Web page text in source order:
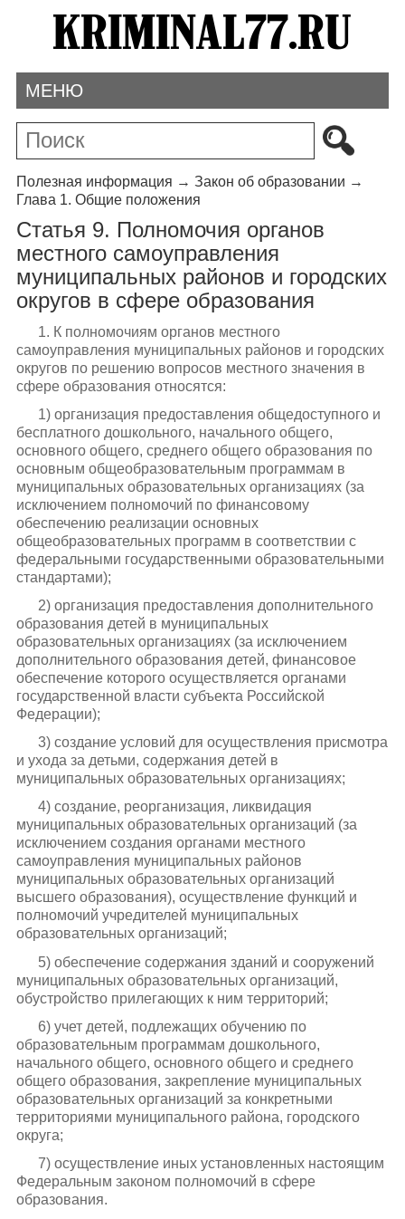
МЕНЮ
Полезная информация → Закон об образовании →
Глава 1. Общие положения
Статья 9. Полномочия органов
местного самоуправления
муниципальных районов и городских
округов в сфере образования
1. К полномочиям органов местного
самоуправления муниципальных районов и городских
округов по решению вопросов местного значения в
сфере образования относятся:
1) организация предоставления общедоступного и
бесплатного дошкольного, начального общего,
основного общего, среднего общего образования по
основным общеобразовательным программам в
муниципальных образовательных организациях (за
исключением полномочий по финансовому
обеспечению реализации основных
общеобразовательных программ в соответствии с
федеральными государственными образовательными
стандартами);
2) организация предоставления дополнительного
образования детей в муниципальных
образовательных организациях (за исключением
дополнительного образования детей, финансовое
обеспечение которого осуществляется органами
государственной власти субъекта Российской
Федерации);
3) создание условий для осуществления присмотра
и ухода за детьми, содержания детей в
муниципальных образовательных организациях;
4) создание, реорганизация, ликвидация
муниципальных образовательных организаций (за
исключением создания органами местного
самоуправления муниципальных районов
муниципальных образовательных организаций
высшего образования), осуществление функций и
полномочий учредителей муниципальных
образовательных организаций;
5) обеспечение содержания зданий и сооружений
муниципальных образовательных организаций,
обустройство прилегающих к ним территорий;
6) учет детей, подлежащих обучению по
образовательным программам дошкольного,
начального общего, основного общего и среднего
общего образования, закрепление муниципальных
образовательных организаций за конкретными
территориями муниципального района, городского
округа;
7) осуществление иных установленных настоящим
Федеральным законом полномочий в сфере
образования.